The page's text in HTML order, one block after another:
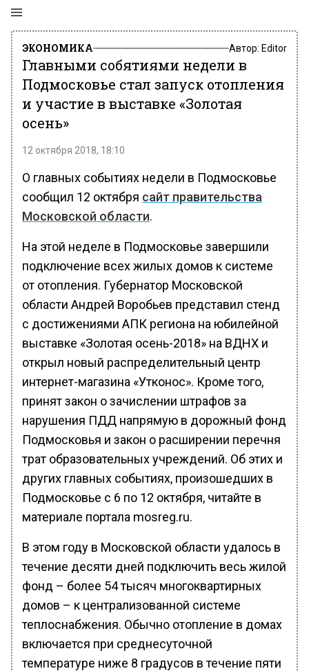
ЭКОНОМИКА Автор: Editor
Главными собятиями недели в
Подмосковье стал запуск отопления
и участие в выставке «Золотая
осень»
12 октября 2018, 18:10
О главных событиях недели в Подмосковье
сообщил 12 октября сайт правительства
Московской области.
На этой неделе в Подмосковье завершили
подключение всех жилых домов к системе
от отопления. Губернатор Московской
области Андрей Воробьев представил стенд
с достижениями АПК региона на юбилейной
выставке «Золотая осень-2018» на ВДНХ и
открыл новый распределительный центр
интернет-магазина «Утконос». Кроме того,
принят закон о зачислении штрафов за
нарушения ПДД напрямую в дорожный фонд
Подмосковья и закон о расширении перечня
трат образовательных учреждений. Об этих и
других главных событиях, произошедших в
Подмосковье с 6 по 12 октября, читайте в
материале портала mosreg.ru.
В этом году в Московской области удалось в
течение десяти дней подключить весь жилой
фонд – более 54 тысяч многоквартирных
домов – к централизованной системе
теплоснабжения. Обычно отопление в домах
включается при среднесуточной
температуре ниже 8 градусов в течение пяти